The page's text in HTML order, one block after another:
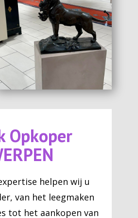
Opkoper
helpen wij u
van het leegmaken
tot het aankopen van